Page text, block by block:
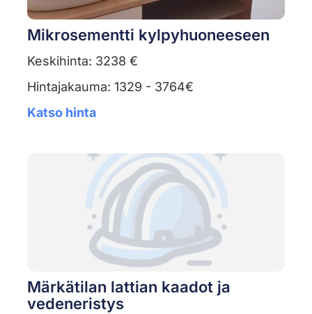
Mikrosementti kylpyhuoneeseen
Keskihinta: 3238 €
Hintajakauma: 1329 - 3764€
Katso hinta
Märkätilan lattian kaadot ja
vedeneristys